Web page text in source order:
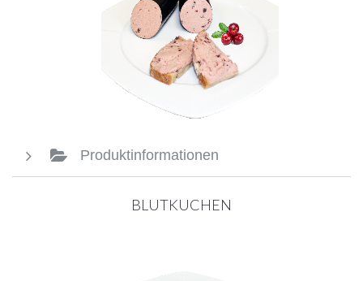
Produktinformationen
BLUTKUCHEN